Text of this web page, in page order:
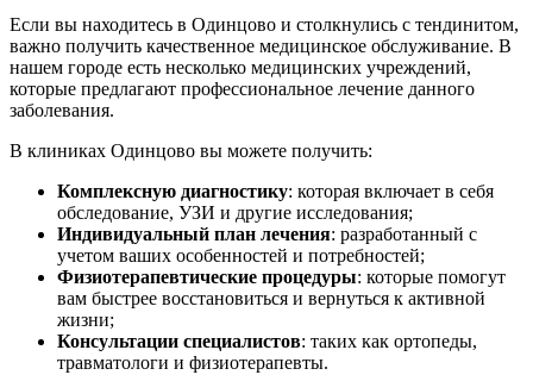
Если вы находитесь в Одинцово и столкнулись с тендинитом,
важно получить качественное медицинское обслуживание. В
нашем городе есть несколько медицинских учреждений,
которые предлагают профессиональное лечение данного
заболевания.
В клиниках Одинцово вы можете получить:
Комплексную диагностику: которая включает в себя
обследование, УЗИ и другие исследования;
Индивидуальный план лечения: разработанный с
учетом ваших особенностей и потребностей;
Физиотерапевтические процедуры: которые помогут
вам быстрее восстановиться и вернуться к активной
жизни;
Консультации специалистов: таких как ортопеды,
травматологи и физиотерапевты.